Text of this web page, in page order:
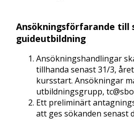
Ansökningsförfarande till
guideutbildning
Ansökningshandlingar
tillhanda senast 31/3,
kursstart. Ansökningar
utbildningsgrupp,
Ett preliminärt
att ges sökanden senast